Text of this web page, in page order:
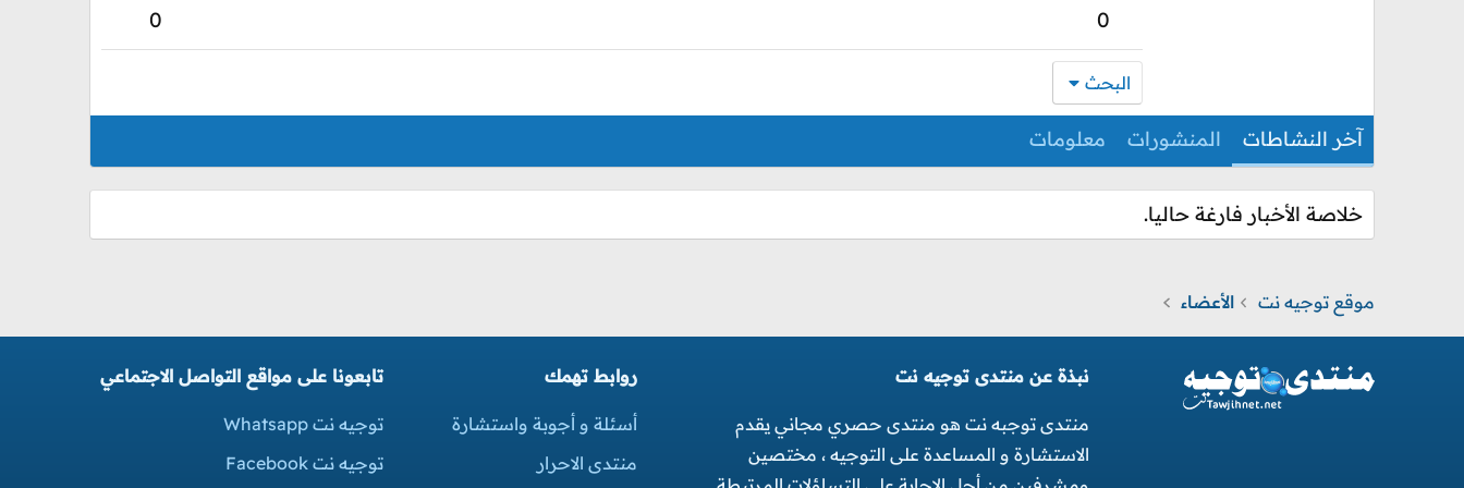
0
0
البحث
آخر النشاطات المنشورات معلومات
خلاصة الأخبار فارغة حاليا.
موقع توجيه نت الأعضاء
نبذة عن منتدى توجيه نت
منتدى توجبه نت هو منتدى حصري مجاني يقدم
الاستشارة و المساعدة على التوجيه ، مختصين
روابط تهمك
أسئلة و أجوبة واستشارة
منتدى الاحرار
تابعونا على مواقع التواصل الاجتماعي
توجيه نت Whatsapp
توجيه نت Facebook